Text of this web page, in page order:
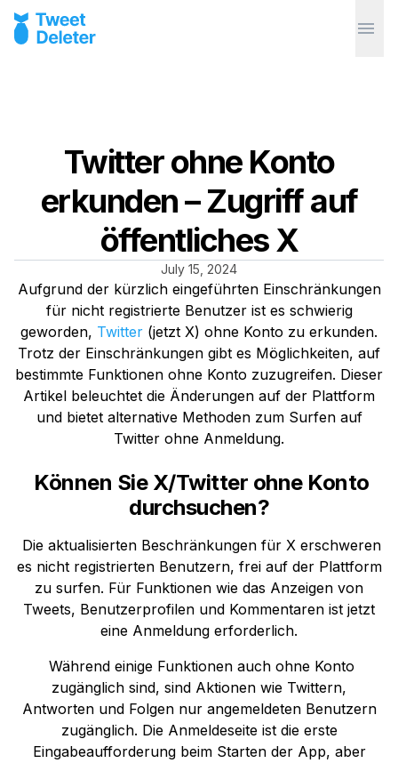
Twitter ohne Konto
erkunden – Zugriff auf
öffentliches X
July 15, 2024
Aufgrund der kürzlich eingeführten Einschränkungen
für nicht registrierte Benutzer ist es schwierig
geworden, Twitter (jetzt X) ohne Konto zu erkunden.
Trotz der Einschränkungen gibt es Möglichkeiten, auf
bestimmte Funktionen ohne Konto zuzugreifen. Dieser
Artikel beleuchtet die Änderungen auf der Plattform
und bietet alternative Methoden zum Surfen auf
Twitter ohne Anmeldung.
Können Sie X/Twitter ohne Konto
durchsuchen?
Die aktualisierten Beschränkungen für X erschweren
es nicht registrierten Benutzern, frei auf der Plattform
zu surfen. Für Funktionen wie das Anzeigen von
Tweets, Benutzerprofilen und Kommentaren ist jetzt
eine Anmeldung erforderlich.
Während einige Funktionen auch ohne Konto
zugänglich sind, sind Aktionen wie Twittern,
Antworten und Folgen nur angemeldeten Benutzern
zugänglich. Die Anmeldeseite ist die erste
Eingabeaufforderung beim Starten der App, aber